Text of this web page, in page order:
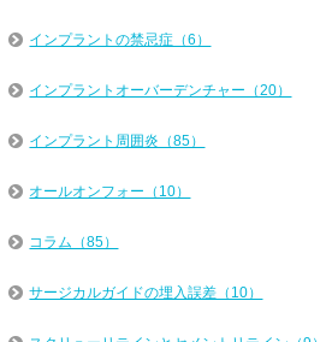
インプラントの禁忌症（6）
インプラントオーバーデンチャー（20）
インプラント周囲炎（85）
オールオンフォー（10）
コラム（85）
サージカルガイドの埋入誤差（10）